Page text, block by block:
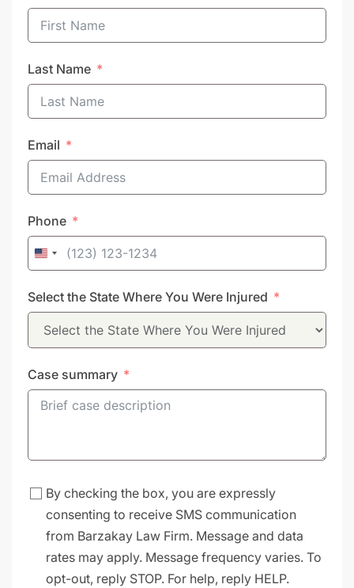
Last Name
Email
Phone
United
+1
Select the State Where You Were Injured
Case summary
By checking the box, you are expressly
consenting to receive SMS communication
from Barzakay Law Firm. Message and data
rates may apply. Message frequency varies. To
opt-out, reply STOP. For help, reply HELP.